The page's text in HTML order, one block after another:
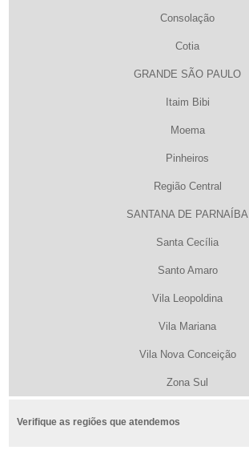
Consolação
Cotia
GRANDE SÃO PAULO
Itaim Bibi
Moema
Pinheiros
Região Central
SANTANA DE PARNAÍBA
Santa Cecília
Santo Amaro
Vila Leopoldina
Vila Mariana
Vila Nova Conceição
Zona Sul
Verifique as regiões que atendemos